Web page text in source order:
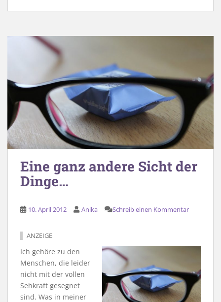
Eine ganz andere Sicht der
Dinge…
10. April 2012 Anika Schreib einen Kommentar
ANZEIGE
Ich gehöre zu den
Menschen, die leider
nicht mit der vollen
Sehkraft gesegnet
sind. Was in meiner